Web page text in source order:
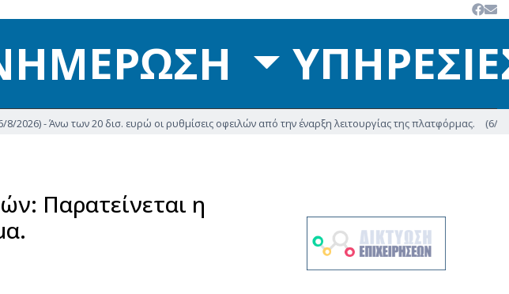
20 δισ. ευρώ οι ρυθμίσεις οφειλών από την έναρξη λειτουργίας της πλατφόρμας. (6/8/2026) - ΔΥΠΑ:
Παρατείνεται η